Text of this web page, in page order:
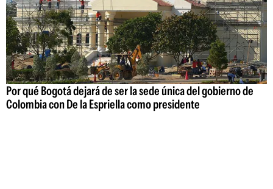
Por qué Bogotá dejará de ser la sede única del gobierno de
Colombia con De la Espriella como presidente